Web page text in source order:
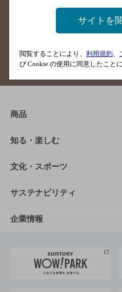
掲載店舗様
サイトマップ ご意見
商品
商品TOP
商品一覧
商品発売情報
栄養成分一覧
知る・楽しむ
知る・楽しむTOP
キャンペーン
工場見学
地域情報
文化・スポーツ
文化・スポーツTOP
サントリーホール
サントリーサンバーズ大阪
サステナビリティ
サステナビリティTOP
サントリーが考えるサス
企業情報
企業概要
サイトを
閲覧することにより、 利用規約、
び Cookie の使用に同意したこと